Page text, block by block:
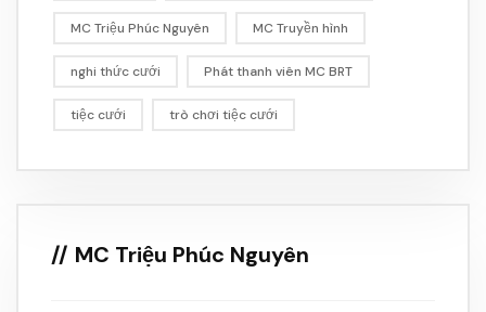
MC Triệu Phúc Nguyên MC Truyền hình
nghi thức cưới Phát thanh viên MC BRT
tiệc cưới trò chơi tiệc cưới
MC Triệu Phúc Nguyên